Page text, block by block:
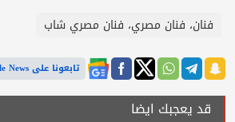
فنان، فنان مصري، فنان مصري شاب
تابعونا على Google News
قد يعجبك ايضا